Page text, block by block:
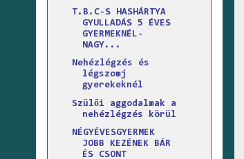
T.B.C-S HASHÁRTYA
GYULLADÁS 5 ÉVES
GYERMEKNÉL-
NAGY...
Nehézlégzés és
légszomj
gyerekeknél
Szülői aggodalmak a
nehézlégzés körül
NÉGYÉVESGYERMEK
JOBB KEZÉNEK BÁR
ÉS CSONT